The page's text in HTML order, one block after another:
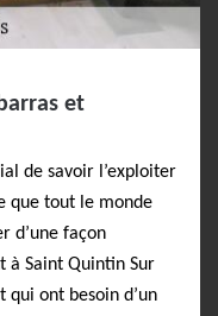
et
de savoir l’exploiter
que tout le monde
d’une façon
à Saint Quintin Sur
qui ont besoin d’un